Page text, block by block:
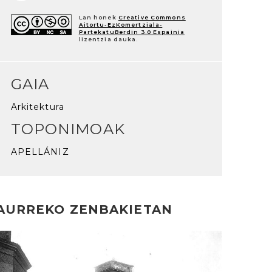
Lan honek Creative Commons
Aitortu-EzKomertziala-
PartekatuBerdin 3.0 Espainia
lizentzia dauka.
GAIA
Arkitektura
TOPONIMOAK
APELLÁNIZ
ZENBAKIETAN